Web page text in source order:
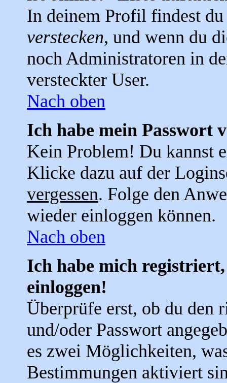
In deinem Profil findest
verstecken, und wenn du
noch Administratoren in
versteckter User.
Nach oben
Ich habe mein Passwort
Kein Problem! Du kannst
Klicke dazu auf der
vergessen. Folge den
wieder einloggen können.
Nach oben
Ich habe mich
einloggen!
Überprüfe erst, ob du den
und/oder Passwort
es zwei Möglichkeiten,
Bestimmungen aktiviert